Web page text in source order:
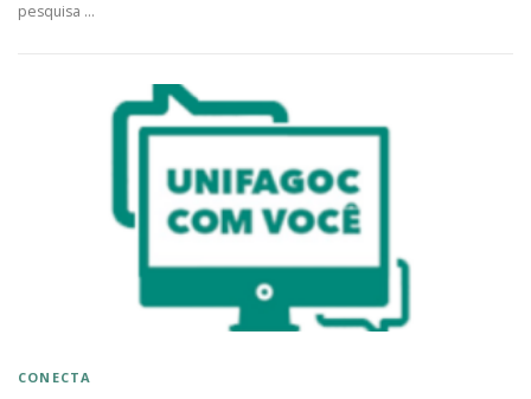
pesquisa …
CONECTA